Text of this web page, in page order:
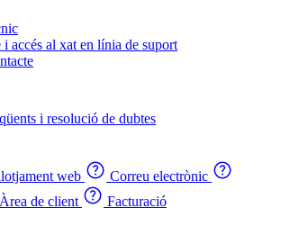
accés al xat en línia de suport
i resolució de dubtes
web
Correu electrònic
Àrea de client
Facturació